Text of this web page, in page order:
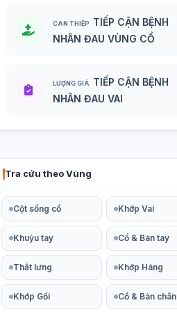
CAN THIỆP
TIẾP CẬN BỆNH
NHÂN ĐAU VÙNG CỔ
LƯỢNG GIÁ TIẾP CẬN BỆNH
NHÂN ĐAU VAI
Tra cứu theo Vùng
Cột sống cổ Khớp Vai
Khuỷu tay Cổ & Bàn tay
Thắt lưng Khớp Háng
Khớp Gối Cổ & Bàn chân